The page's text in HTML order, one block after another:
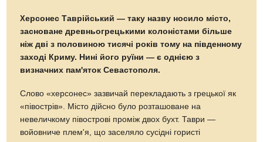
Херсонес Таврійський — таку назву носило місто,
засноване древньогрецькими колоністами більше
ніж дві з половиною тисячі років тому на південному
заході Криму. Нині його руїни — є однією з
визначних пам'яток Севастополя.
Cлово «херсонес» зазвичай перекладають з грецької як
«півострів». Місто дійсно було розташоване на
невеличкому півострові проміж двох бухт. Таври —
войовниче плем'я, що заселяло сусідні гористі